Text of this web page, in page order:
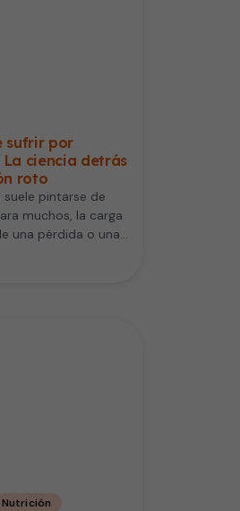
sufrir por
La ciencia detrás
roto
suele pintarse de
muchos, la carga
una pérdida o una